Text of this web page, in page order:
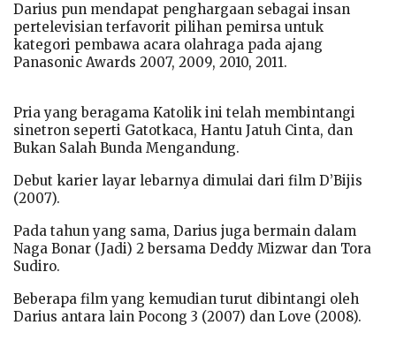
Darius pun mendapat penghargaan sebagai insan
pertelevisian terfavorit pilihan pemirsa untuk
kategori pembawa acara olahraga pada ajang
Panasonic Awards 2007, 2009, 2010, 2011.
Pria yang beragama Katolik ini telah membintangi
sinetron seperti Gatotkaca, Hantu Jatuh Cinta, dan
Bukan Salah Bunda Mengandung.
Debut karier layar lebarnya dimulai dari film D’Bijis
(2007).
Pada tahun yang sama, Darius juga bermain dalam
Naga Bonar (Jadi) 2 bersama Deddy Mizwar dan Tora
Sudiro.
Beberapa film yang kemudian turut dibintangi oleh
Darius antara lain Pocong 3 (2007) dan Love (2008).